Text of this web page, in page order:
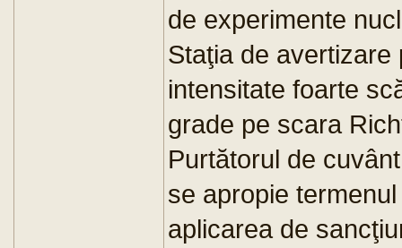
de experimente
Staţia de avertizare
intensitate foarte
grade pe scara
Purtătorul de
se apropie
aplicarea de